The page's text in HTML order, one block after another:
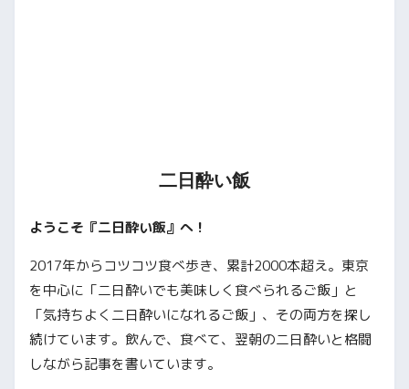
二日酔い飯
ようこそ『二日酔い飯』へ！
2017年からコツコツ食べ歩き、累計2000本超え。東京
を中心に「二日酔いでも美味しく食べられるご飯」と
「気持ちよく二日酔いになれるご飯」、その両方を探し
続けています。飲んで、食べて、翌朝の二日酔いと格闘
しながら記事を書いています。